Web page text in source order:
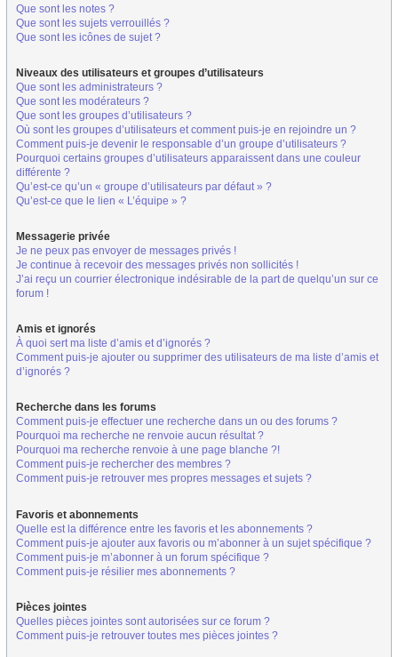
Que sont les notes ?
Que sont les sujets verrouillés ?
Que sont les icônes de sujet ?
Niveaux des utilisateurs et groupes d’utilisateurs
Que sont les administrateurs ?
Que sont les modérateurs ?
Que sont les groupes d’utilisateurs ?
Où sont les groupes d’utilisateurs et comment puis-je en rejoindre un ?
Comment puis-je devenir le responsable d’un groupe d’utilisateurs ?
Pourquoi certains groupes d’utilisateurs apparaissent dans une couleur
différente ?
Qu’est-ce qu’un « groupe d’utilisateurs par défaut » ?
Qu’est-ce que le lien « L’équipe » ?
Messagerie privée
Je ne peux pas envoyer de messages privés !
Je continue à recevoir des messages privés non sollicités !
J’ai reçu un courrier électronique indésirable de la part de quelqu’un sur ce
forum !
Amis et ignorés
À quoi sert ma liste d’amis et d’ignorés ?
Comment puis-je ajouter ou supprimer des utilisateurs de ma liste d’amis et
d’ignorés ?
Recherche dans les forums
Comment puis-je effectuer une recherche dans un ou des forums ?
Pourquoi ma recherche ne renvoie aucun résultat ?
Pourquoi ma recherche renvoie à une page blanche ?!
Comment puis-je rechercher des membres ?
Comment puis-je retrouver mes propres messages et sujets ?
Favoris et abonnements
Quelle est la différence entre les favoris et les abonnements ?
Comment puis-je ajouter aux favoris ou m’abonner à un sujet spécifique ?
Comment puis-je m’abonner à un forum spécifique ?
Comment puis-je résilier mes abonnements ?
Pièces jointes
Quelles pièces jointes sont autorisées sur ce forum ?
Comment puis-je retrouver toutes mes pièces jointes ?